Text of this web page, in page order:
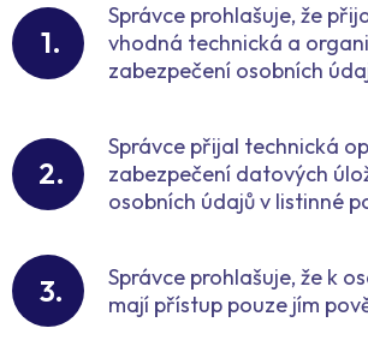
Správce prohlašuje, že
vhodná technická a
zabezpečení osobních
Správce přijal technická
zabezpečení datových
osobních údajů v listinné
Správce prohlašuje, že k
mají přístup pouze jím